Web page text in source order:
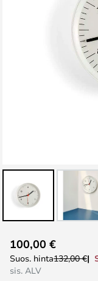
to
the
100,00 €
Suos. hinta132,00 €
sis. ALV